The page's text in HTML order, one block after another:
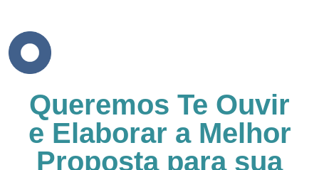
Queremos Te Ouvir
e Elaborar a Melhor
Proposta para sua